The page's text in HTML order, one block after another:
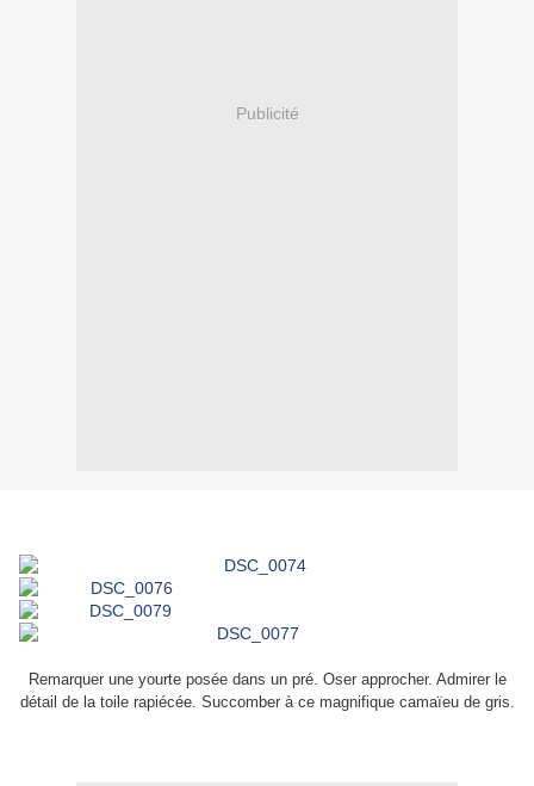
Publicité
Remarquer une yourte posée dans un pré. Oser approcher. Admirer le
détail de la toile rapiécée. Succomber à ce magnifique camaïeu de gris.